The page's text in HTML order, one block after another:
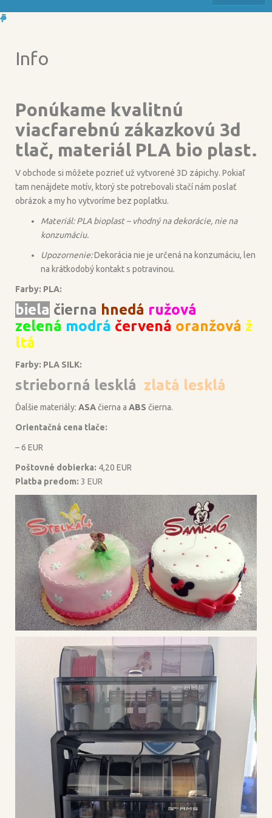
Info
Ponúkame kvalitnú
viacfarebnú zákazkovú 3d
tlač, materiál PLA bio plast.
V obchode si môžete pozrieť už vytvorené 3D zápichy. Pokiaľ
tam nenájdete motív, ktorý ste potrebovali stačí nám poslať
obrázok a my ho vytvoríme bez poplatku.
Materiál: PLA bioplast – vhodný na dekorácie, nie na
konzumáciu.
Upozornenie:Dekorácia nie je určená na konzumáciu, len
na krátkodobý kontakt s potravinou.
Farby: PLA:
biela čierna hnedá ružová
zelená modrá červená oranžová ž
ltá
Farby: PLA SILK:
strieborná lesklá zlatá lesklá
Ďalšie materiály: ASAčierna a ABS čierna.
Orientačná cena tlače:
– 6 EUR
Poštovné dobierka: 4,20 EUR
Platba predom: 3 EUR